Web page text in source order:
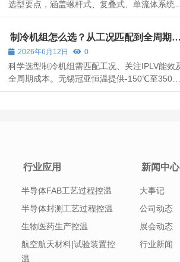
选型要点，涵盖螺杆式、复叠式、单流体系统等
主流技术路线。
制冷机组怎么选？从工况匹配到全周期成
本的决策指南
2026年6月12日 0
科学选型制冷机组需匹配工况、关注IPLV能效
全周期成本。无锡冠亚恒温提供-150℃至350℃
宽域控温方案，助力企业降本增效。
行业应用
半导体FAB工艺过程控温
半导体封测工艺过程控温
生物医药生产控温
航空航天材料|试验装置控
温
新闻中心
大事记
公司动态
展会动态
行业新闻